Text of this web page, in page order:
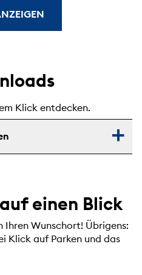
Klick entdecken.
einen Blick
Ihren Wunschort! Übrigens:
Klick auf Parken und das